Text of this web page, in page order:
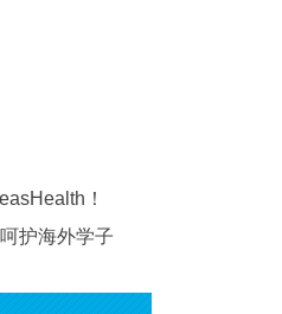
！
护海外学子